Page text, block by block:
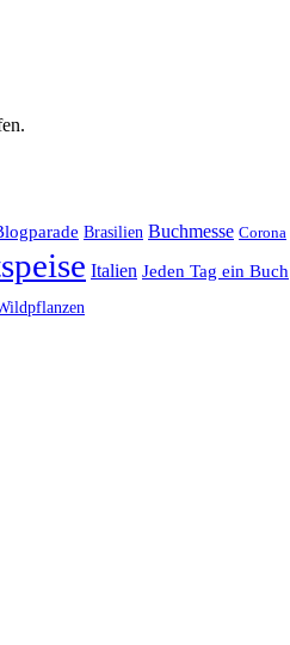
Brasilien Buchmesse Corona
Italien Jeden Tag ein Buch